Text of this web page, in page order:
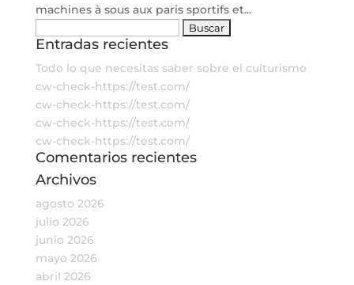
machines à sous aux paris sportifs et...
Entradas recientes
Todo lo que necesitas saber sobre el culturismo
cw-check-https://test.com/
cw-check-https://test.com/
cw-check-https://test.com/
cw-check-https://test.com/
Comentarios recientes
Archivos
agosto 2026
julio 2026
junio 2026
mayo 2026
abril 2026